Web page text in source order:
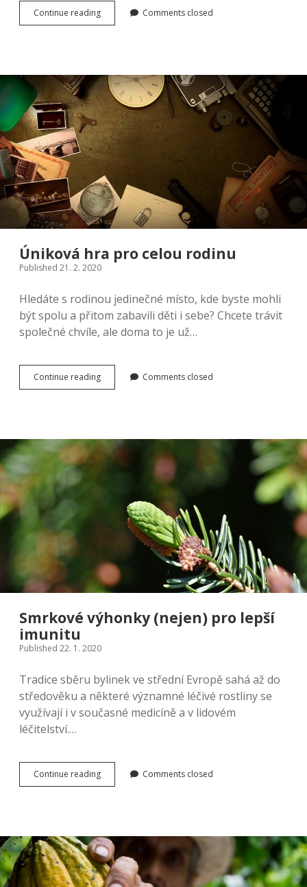
Continue readingVsaďte
na
Comments closed
Úniková hra pro celou rodinu
Published 21. 2. 2020
Hledáte s rodinou jedinečné místo, kde byste mohli
být spolu a přitom zabavili děti i sebe? Chcete trávit
společné chvíle, ale doma to je už…
Continue readingÚniková
hra
Comments closed
Smrkové výhonky (nejen) pro lepší
imunitu
Published 22. 1. 2020
Tradice sběru bylinek ve střední Evropě sahá až do
středověku a některé významné léčivé rostliny se
využívají i v současné medicíně a v lidovém
léčitelství.…
Continue readingSmrkové
výhonky
imunitu
Comments closed